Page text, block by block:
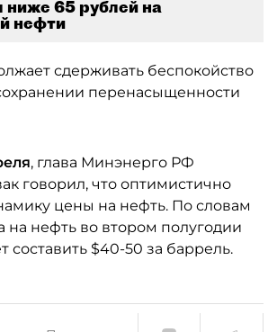
ниже 65 рублей на
нефти
сдерживать беспокойство
перенасыщенности
, глава Минэнерго РФ
говорил, что оптимистично
цены на нефть. По словам
на нефть во втором полугодии
составить $40-50 за баррель.